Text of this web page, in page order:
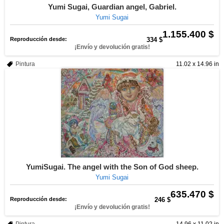
Yumi Sugai, Guardian angel, Gabriel.
Yumi Sugai
1.155.400 $
Reproducción desde: 334 $
¡Envío y devolución gratis!
11.02 x 14.96 in
Pintura
YumiSugai. The angel with the Son of God sheep.
Yumi Sugai
635.470 $
Reproducción desde: 246 $
¡Envío y devolución gratis!